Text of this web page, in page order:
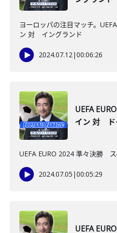
ヨーロッパの注目マッチ。
ン 対 イングランド
2024.07.12|00:06:26
UEFA
イン 対 ド
UEFA EURO 2024 準々決勝
2024.07.05 |00:05:29
UEFA